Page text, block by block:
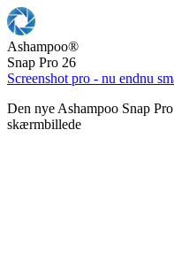
Ashampoo®
Snap Pro 26
Screenshot pro - nu endnu
Den nye Ashampoo Snap
skærmbillede